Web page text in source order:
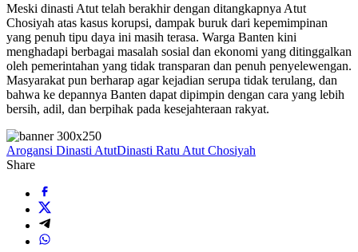
Meski dinasti Atut telah berakhir dengan ditangkapnya Atut
Chosiyah atas kasus korupsi, dampak buruk dari kepemimpinan
yang penuh tipu daya ini masih terasa. Warga Banten kini
menghadapi berbagai masalah sosial dan ekonomi yang ditinggalkan
oleh pemerintahan yang tidak transparan dan penuh penyelewengan.
Masyarakat pun berharap agar kejadian serupa tidak terulang, dan
bahwa ke depannya Banten dapat dipimpin dengan cara yang lebih
bersih, adil, dan berpihak pada kesejahteraan rakyat.
Arogansi Dinasti AtutDinasti Ratu Atut Chosiyah
Share